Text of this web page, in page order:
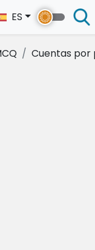
ES
Cuentas por